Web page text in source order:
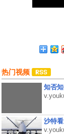
热门视频
知否
沙特